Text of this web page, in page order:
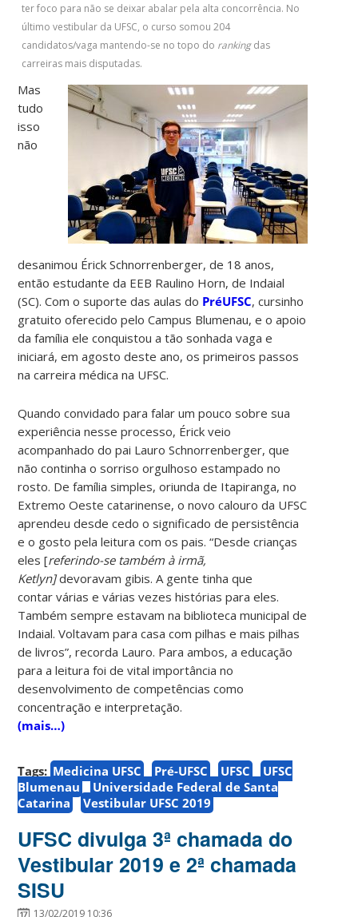
ter foco para não se deixar abalar pela alta concorrência. No
último vestibular da UFSC, o curso somou 204
candidatos/vaga mantendo-se no topo do rankingdas
carreiras mais disputadas.
Mas
tudo
isso
não
desanimou Érick Schnorrenberger, de 18 anos,
então estudante da EEB Raulino Horn, de Indaial
(SC). Com o suporte das aulas do PréUFSC, cursinho
gratuito oferecido pelo Campus Blumenau, e o apoio
da família ele conquistou a tão sonhada vaga e
iniciará, em agosto deste ano, os primeiros passos
na carreira médica na UFSC.
Quando convidado para falar um pouco sobre sua
experiência nesse processo, Érick veio
acompanhado do pai Lauro Schnorrenberger, que
não continha o sorriso orgulhoso estampado no
rosto. De família simples, oriunda de Itapiranga, no
Extremo Oeste catarinense, o novo calouro da UFSC
aprendeu desde cedo o significado de persistência
e o gosto pela leitura com os pais. “Desde crianças
eles [referindo-se também à irmã,
Ketlyn]devoravam gibis. A gente tinha que
contar várias e várias vezes histórias para eles.
Também sempre estavam na biblioteca municipal de
Indaial. Voltavam para casa com pilhas e mais pilhas
de livros”, recorda Lauro. Para ambos, a educação
para a leitura foi de vital importância no
desenvolvimento de competências como
concentração e interpretação.
(mais…)
Tags: Medicina UFSC Pré-UFSC UFSC
UFSC
Blumenau
Universidade Federal de Santa
Catarina
Vestibular UFSC 2019
UFSC divulga 3ª chamada do
Vestibular 2019 e 2ª chamada
SISU
13/02/2019 10:36